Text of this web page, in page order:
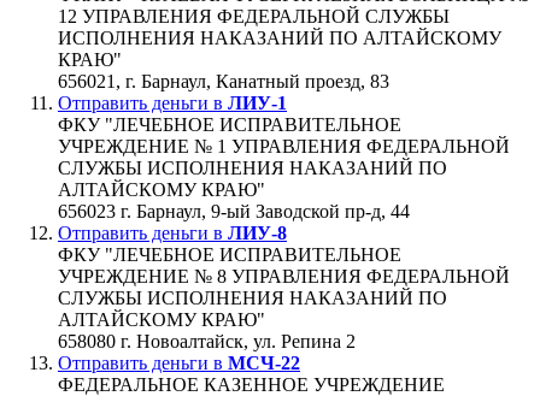
12 УПРАВЛЕНИЯ ФЕДЕРАЛЬНОЙ СЛУЖБЫ
ИСПОЛНЕНИЯ НАКАЗАНИЙ ПО АЛТАЙСКОМУ
КРАЮ"
656021, г. Барнаул, Канатный проезд, 83
Отправить деньги в ЛИУ-1
ФКУ "ЛЕЧЕБНОЕ ИСПРАВИТЕЛЬНОЕ
УЧРЕЖДЕНИЕ № 1 УПРАВЛЕНИЯ ФЕДЕРАЛЬНОЙ
СЛУЖБЫ ИСПОЛНЕНИЯ НАКАЗАНИЙ ПО
АЛТАЙСКОМУ КРАЮ"
656023 г. Барнаул, 9-ый Заводской пр-д, 44
Отправить деньги в ЛИУ-8
ФКУ "ЛЕЧЕБНОЕ ИСПРАВИТЕЛЬНОЕ
УЧРЕЖДЕНИЕ № 8 УПРАВЛЕНИЯ ФЕДЕРАЛЬНОЙ
СЛУЖБЫ ИСПОЛНЕНИЯ НАКАЗАНИЙ ПО
АЛТАЙСКОМУ КРАЮ"
658080 г. Новоалтайск, ул. Репина 2
Отправить деньги в МСЧ-22
ФЕДЕРАЛЬНОЕ КАЗЕННОЕ УЧРЕЖДЕНИЕ